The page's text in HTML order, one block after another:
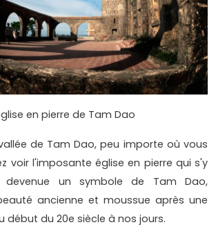
en pierre de Tam Dao
de Tam Dao, peu importe où vous
voir l'imposante église en pierre qui s'y
devenue un symbole de Tam Dao,
ancienne et moussue après une
début du 20e siècle à nos jours.